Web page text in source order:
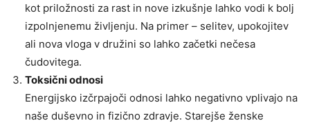
kot priložnosti za rast in nove izkušnje lahko vodi k bolj
izpolnjenemu življenju. Na primer – selitev, upokojitev
ali nova vloga v družini so lahko začetki nečesa
čudovitega.
Toksični odnosi
Energijsko izčrpajoči odnosi lahko negativno vplivajo na
naše duševno in fizično zdravje. Starejše ženske